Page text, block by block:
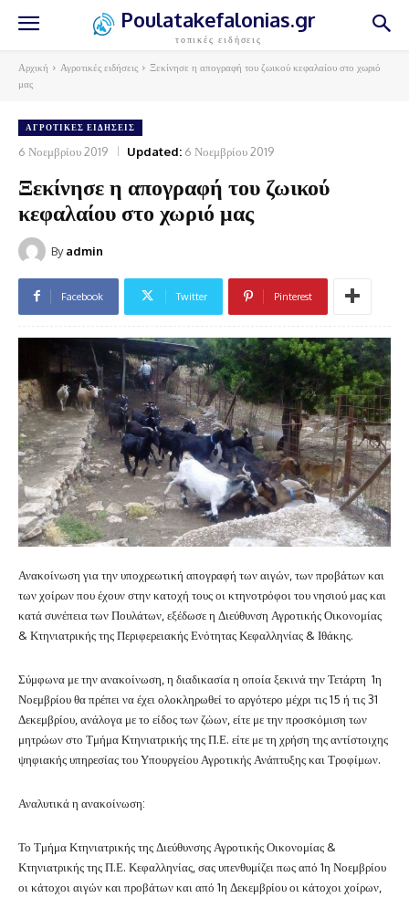
Poulatakefalonias.gr
τοπικές ειδήσεις
Αρχική Αγροτικές ειδήσεις
Ξεκίνησε η απογραφή του ζωικού κεφαλαίου στο χωριό
μας
ΑΓΡΟΤΙΚΈΣ ΕΙΔΉΣΕΙΣ
6 Νοεμβρίου 2019 Updated: 6 Νοεμβρίου 2019
Ξεκίνησε η απογραφή του ζωικού
κεφαλαίου στο χωριό μας
By admin
Facebook Twitter Pinterest
Ανακοίνωση για την υποχρεωτική απογραφή των αιγών, των προβάτων και
των χοίρων που έχουν στην κατοχή τους οι κτηνοτρόφοι του νησιού μας και
κατά συνέπεια των Πουλάτων, εξέδωσε η Διεύθυνση Αγροτικής Οικονομίας
& Κτηνιατρικής της Περιφερειακής Ενότητας Κεφαλληνίας & Ιθάκης.
Σύμφωνα με την ανακοίνωση, η διαδικασία η οποία ξεκινά την Τετάρτη 1η
Νοεμβρίου θα πρέπει να έχει ολοκληρωθεί το αργότερο μέχρι τις 15 ή τις 31
Δεκεμβρίου, ανάλογα με το είδος των ζώων, είτε με την προσκόμιση των
μητρώων στο Τμήμα Κτηνιατρικής της Π.Ε. είτε με τη χρήση της αντίστοιχης
ψηφιακής υπηρεσίας του Υπουργείου Αγροτικής Ανάπτυξης και Τροφίμων.
Αναλυτικά η ανακοίνωση:
Το Τμήμα Κτηνιατρικής της Διεύθυνσης Αγροτικής Οικονομίας &
Κτηνιατρικής της Π.Ε. Κεφαλληνίας, σας υπενθυμίζει πως από 1η Νοεμβρίου
οι κάτοχοι αιγών και προβάτων και από 1η Δεκεμβρίου οι κάτοχοι χοίρων,